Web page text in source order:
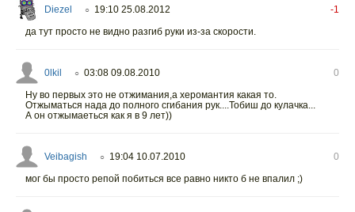
Diezel ○ 19:10 25.08.2012
-1
да тут просто не видно разгиб руки из-за скорости.
0lkil ○ 03:08 09.08.2010
0
Ну во первых это не отжимания,а херомантия какая то.
Отжыматься нада до полного сгибания рук....Тобиш до кулачка...
А он отжымаеться как я в 9 лет))
Veibagish ○ 19:04 10.07.2010
0
мог бы просто репой побиться все равно никто б не впалил ;)